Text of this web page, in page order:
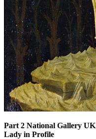
Part 2 National Gallery UK
Lady in Profile